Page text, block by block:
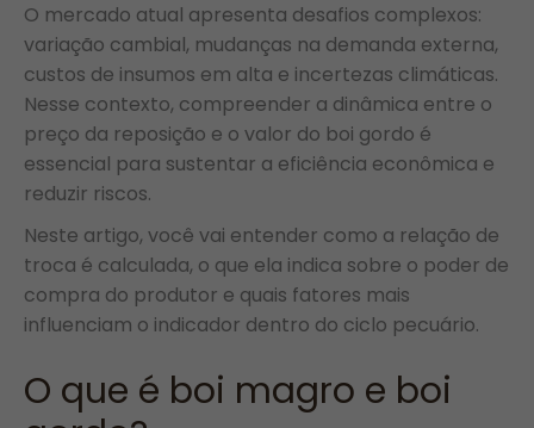
O mercado atual apresenta desafios complexos:
variação cambial, mudanças na demanda externa,
custos de insumos em alta e incertezas climáticas.
Nesse contexto, compreender a dinâmica entre o
preço da reposição e o valor do boi gordo é
essencial para sustentar a eficiência econômica e
reduzir riscos.
Neste artigo, você vai entender como a relação de
troca é calculada, o que ela indica sobre o poder de
compra do produtor e quais fatores mais
influenciam o indicador dentro do ciclo pecuário.
O que é boi magro e boi